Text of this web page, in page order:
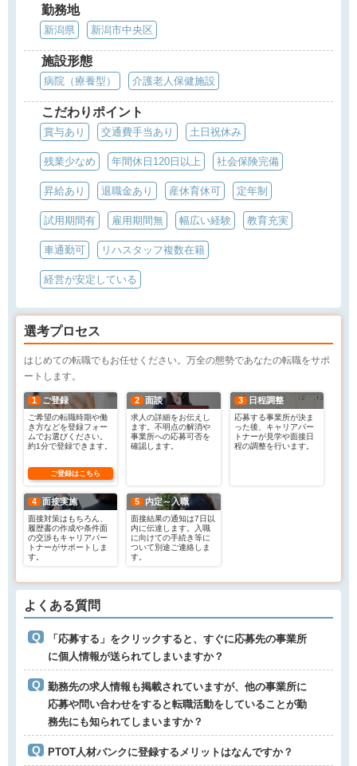
勤務地
新潟県 新潟市中央区
施設形態
病院（療養型） 介護老人保健施設
こだわりポイント
賞与あり 交通費手当あり 土日祝休み
残業少なめ 年間休日120日以上 社会保険完備
昇給あり 退職金あり 産休育休可 定年制
試用期間有 雇用期間無 幅広い経験 教育充実
車通勤可 リハスタッフ複数在籍
経営が安定している
選考プロセス
はじめての転職でもお任せください。万全の態勢であなたの転職をサポ
ートします。
1 ご登録
ご希望の転職時期や働
き方などを登録フォー
ムでお選びください。
約1分で登録できます。
ご登録はこちら
2 面談
求人の詳細をお伝えし
ます。不明点の解消や
事業所への応募可否を
確認します。
3 日程調整
応募する事業所が決ま
った後、キャリアパー
トナーが見学や面接日
程の調整を行います。
4 面接実施
面接対策はもちろん、
履歴書の作成や条件面
の交渉もキャリアパー
トナーがサポートしま
す。
5 内定～入職
面接結果の通知は7日以
内に伝達します。入職
に向けての手続き等に
ついて別途ご連絡しま
す。
よくある質問
「応募する」をクリックすると、すぐに応募先の事業所
に個人情報が送られてしまいますか？
勤務先の求人情報も掲載されていますが、他の事業所に
応募や問い合わせをすると転職活動をしていることが勤
務先にも知られてしまいますか？
PTOT人材バンクに登録するメリットはなんですか？